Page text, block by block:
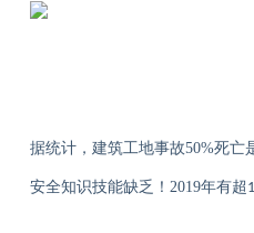
据统计，建筑工地事故50%死亡
安全知识技能缺乏！ 2019年有超